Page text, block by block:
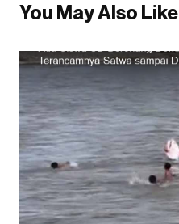
You May Also Like